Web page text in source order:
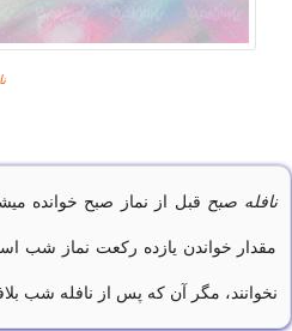
نافله صبح قبل از نماز صبح خوانده
مقدار خواندن یازده رکعت نماز شب
نخوانند، مگر آن که پس از نافله شب